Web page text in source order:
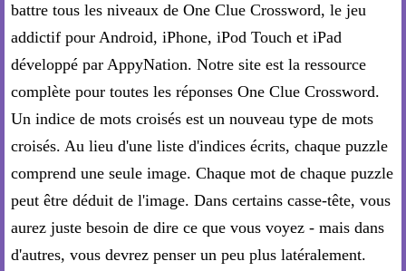
battre tous les niveaux de One Clue Crossword, le jeu
addictif pour Android, iPhone, iPod Touch et iPad
développé par AppyNation. Notre site est la ressource
complète pour toutes les réponses One Clue Crossword.
Un indice de mots croisés est un nouveau type de mots
croisés. Au lieu d'une liste d'indices écrits, chaque puzzle
comprend une seule image. Chaque mot de chaque puzzle
peut être déduit de l'image. Dans certains casse-tête, vous
aurez juste besoin de dire ce que vous voyez - mais dans
d'autres, vous devrez penser un peu plus latéralement.